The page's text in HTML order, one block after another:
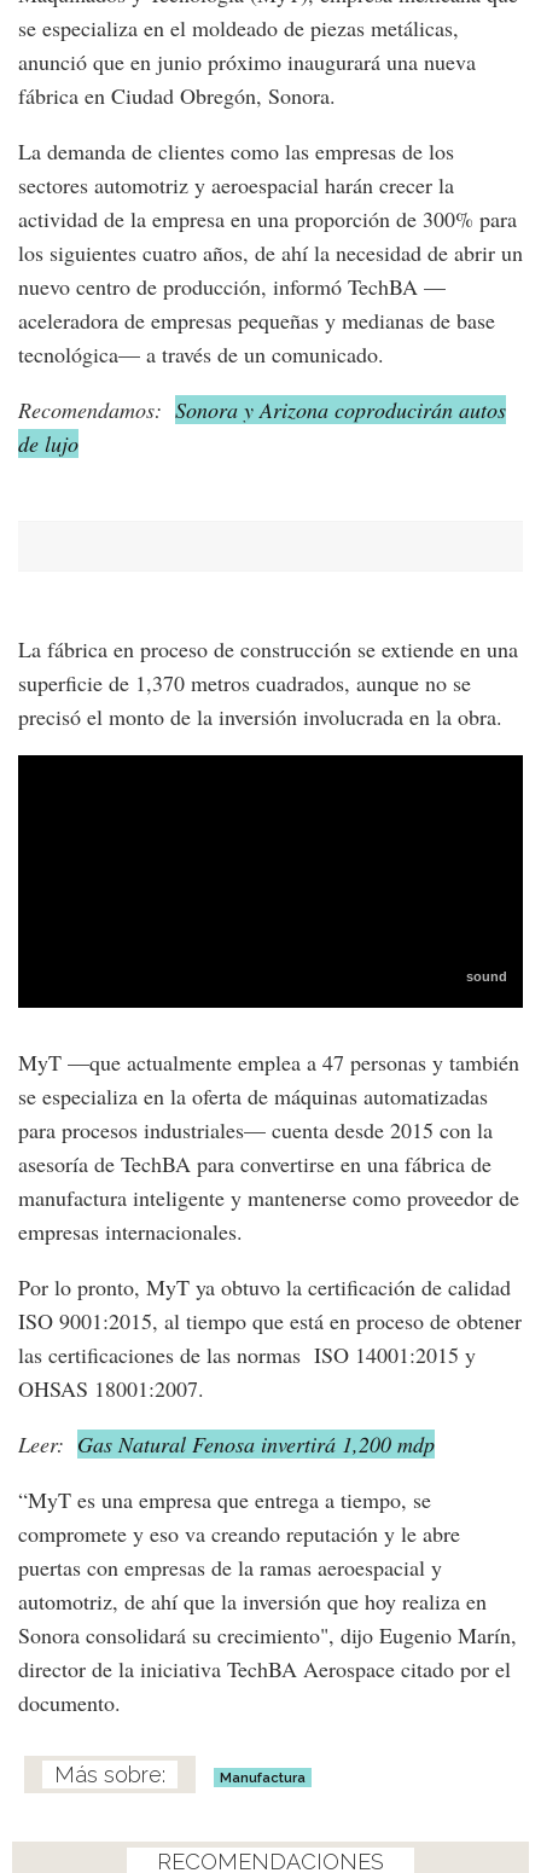
se especializa en el moldeado de piezas metálicas,
anunció que en junio próximo inaugurará una nueva
fábrica en Ciudad Obregón, Sonora.
La demanda de clientes como las empresas de los
sectores automotriz y aeroespacial harán crecer la
actividad de la empresa en una proporción de 300% para
los siguientes cuatro años, de ahí la necesidad de abrir un
nuevo centro de producción, informó TechBA —
aceleradora de empresas pequeñas y medianas de base
tecnológica— a través de un comunicado.
Recomendamos: Sonora y Arizona coproducirán autos
de lujo
La fábrica en proceso de construcción se extiende en una
superficie de 1,370 metros cuadrados, aunque no se
precisó el monto de la inversión involucrada en la obra.
MyT —que actualmente emplea a 47 personas y también
se especializa en la oferta de máquinas automatizadas
para procesos industriales— cuenta desde 2015 con la
asesoría de TechBA para convertirse en una fábrica de
manufactura inteligente y mantenerse como proveedor de
empresas internacionales.
Por lo pronto, MyT ya obtuvo la certificación de calidad
ISO 9001:2015, al tiempo que está en proceso de obtener
las certificaciones de las normas ISO 14001:2015 y
OHSAS 18001:2007.
Leer: Gas Natural Fenosa invertirá 1,200 mdp
“MyT es una empresa que entrega a tiempo, se
compromete y eso va creando reputación y le abre
puertas con empresas de la ramas aeroespacial y
automotriz, de ahí que la inversión que hoy realiza en
Sonora consolidará su crecimiento", dijo Eugenio Marín,
director de la iniciativa TechBA Aerospace citado por el
documento.
Manufactura
RECOMENDACIONES